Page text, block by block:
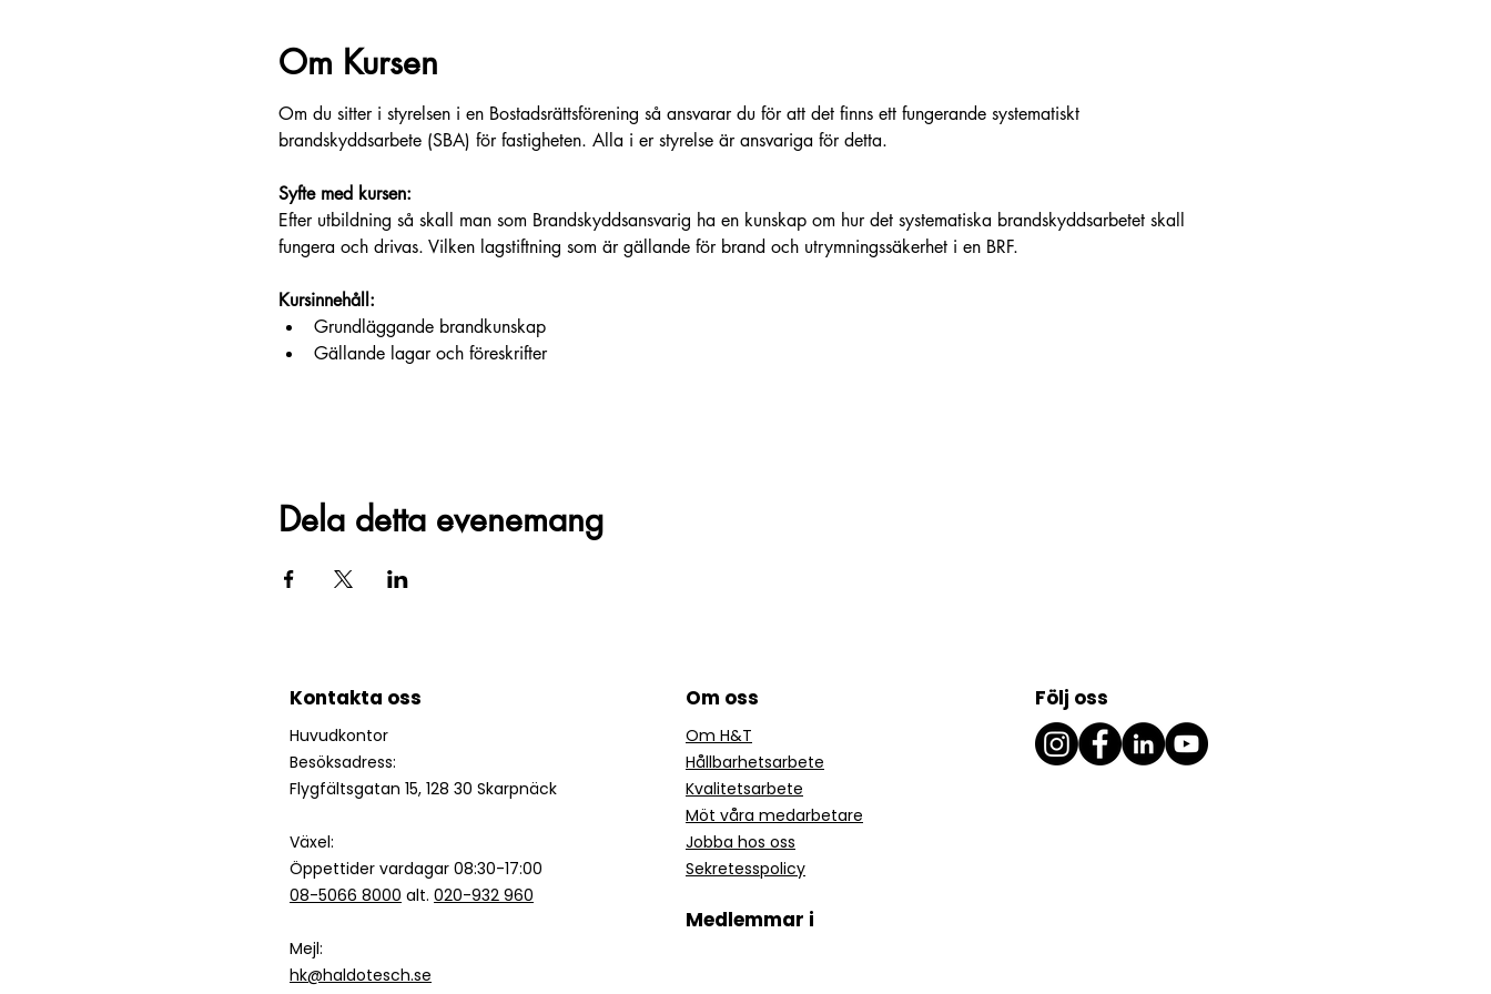
Om Kursen
Om du sitter i styrelsen i en Bostadsrättsförening så ansvarar du för att det finns ett fungerande systematiskt
brandskyddsarbete (SBA) för fastigheten. Alla i er styrelse är ansvariga för detta.
Syfte med kursen:
Efter utbildning så skall man som Brandskyddsansvarig ha en kunskap om hur det systematiska brandskyddsarbetet skall
fungera och drivas. Vilken lagstiftning som är gällande för brand och utrymningssäkerhet i en BRF.
Kursinnehåll:
Grundläggande brandkunskap
Gällande lagar och föreskrifter
Dela detta evenemang
Kontakta oss
Huvudkontor
Besöksadress:
Flygfältsgatan 15, 128 30 Skarpnäck
Växel:
Öppettider vardagar 08:30-17:00
08-5066 8000 alt. 020-932 960
Mejl:
hk@haldotesch.se
Om oss
Om H&T
Hållbarhetsarbete
Kvalitetsarbete
Möt våra medarbetare
Jobba hos oss
Sekretesspolicy
Medlemmar i
Följ oss